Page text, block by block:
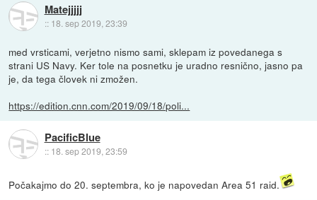
Matejjjjj
:: 18. sep 2019, 23:39
med vrsticami, verjetno nismo sami, sklepam iz povedanega s
strani US Navy. Ker tole na posnetku je uradno resnično, jasno pa
je, da tega človek ni zmožen.
https://edition.cnn.com/2019/09/18/poli...
PacificBlue
:: 18. sep 2019, 23:59
Počakajmo do 20. septembra, ko je napovedan Area 51 raid.